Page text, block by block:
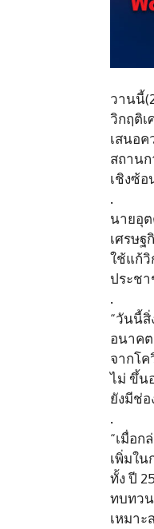
วานนี้
วิกฤติเ
เสนอ
สถาน
เชิงซ้อ
.
นายอุ
เศรษ
ใช้แก้วิ
ประชา
.
“วันนี้สิ่
อนาค
จากโค
ไม่ ขึ้น
ยังมีช่อ
.
“เมื่อก
เพิ่มใ
ทั้ง ปี
ทบทวน
เหมา